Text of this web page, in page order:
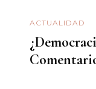
ACTUALIDAD